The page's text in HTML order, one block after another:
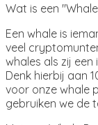
Wat is een
Een whale is
veel
whales als zij
Denk hierbij aan
voor onze whale
gebruiken we de